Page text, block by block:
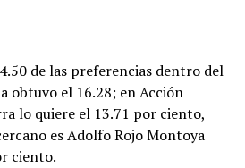
de las preferencias dentro del
obtuvo el 16.28; en Acción
lo quiere el 13.71 por ciento,
es Adolfo Rojo Montoya
ciento.